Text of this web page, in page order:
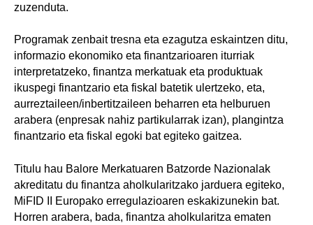
zuzenduta.
Programak zenbait tresna eta ezagutza eskaintzen ditu,
informazio ekonomiko eta finantzarioaren iturriak
interpretatzeko, finantza merkatuak eta produktuak
ikuspegi finantzario eta fiskal batetik ulertzeko, eta,
aurreztaileen/inbertitzaileen beharren eta helburuen
arabera (enpresak nahiz partikularrak izan), plangintza
finantzario eta fiskal egoki bat egiteko gaitzea.
Titulu hau Balore Merkatuaren Batzorde Nazionalak
akreditatu du finantza aholkularitzako jarduera egiteko,
MiFID II Europako erregulazioaren eskakizunekin bat.
Horren arabera, bada, finantza aholkularitza ematen